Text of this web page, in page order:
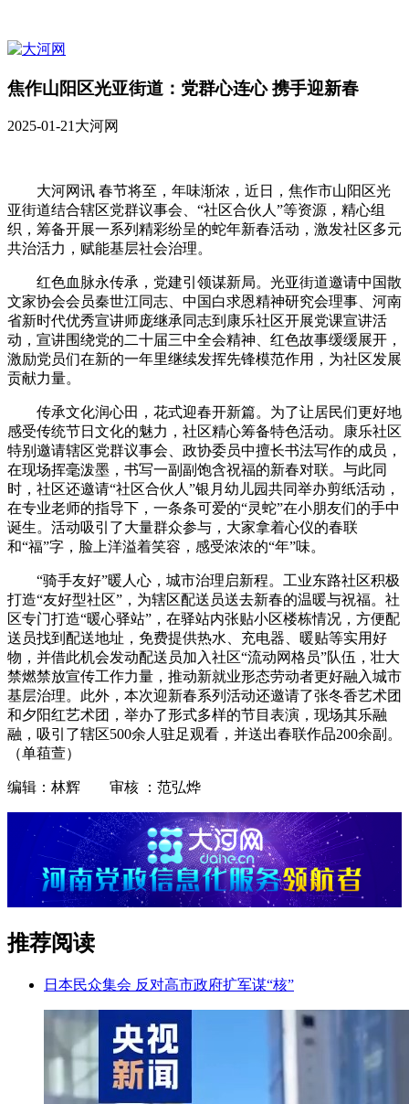
焦作山阳区光亚街道：党群心连心 携手迎新春
2025-01-21大河网
大河网讯 春节将至，年味渐浓，近日，焦作市山阳区光
亚街道结合辖区党群议事会、“社区合伙人”等资源，精心组
织，筹备开展一系列精彩纷呈的蛇年新春活动，激发社区多元
共治活力，赋能基层社会治理。
红色血脉永传承，党建引领谋新局。光亚街道邀请中国散
文家协会会员秦世江同志、中国白求恩精神研究会理事、河南
省新时代优秀宣讲师庞继承同志到康乐社区开展党课宣讲活
动，宣讲围绕党的二十届三中全会精神、红色故事缓缓展开，
激励党员们在新的一年里继续发挥先锋模范作用，为社区发展
贡献力量。
传承文化润心田，花式迎春开新篇。为了让居民们更好地
感受传统节日文化的魅力，社区精心筹备特色活动。康乐社区
特别邀请辖区党群议事会、政协委员中擅长书法写作的成员，
在现场挥毫泼墨，书写一副副饱含祝福的新春对联。与此同
时，社区还邀请“社区合伙人”银月幼儿园共同举办剪纸活动，
在专业老师的指导下，一条条可爱的“灵蛇”在小朋友们的手中
诞生。活动吸引了大量群众参与，大家拿着心仪的春联
和“福”字，脸上洋溢着笑容，感受浓浓的“年”味。
“骑手友好”暖人心，城市治理启新程。工业东路社区积极
打造“友好型社区”，为辖区配送员送去新春的温暖与祝福。社
区专门打造“暖心驿站”，在驿站内张贴小区楼栋情况，方便配
送员找到配送地址，免费提供热水、充电器、暖贴等实用好
物，并借此机会发动配送员加入社区“流动网格员”队伍，壮大
禁燃禁放宣传工作力量，推动新就业形态劳动者更好融入城市
基层治理。此外，本次迎新春系列活动还邀请了张冬香艺术团
和夕阳红艺术团，举办了形式多样的节目表演，现场其乐融
融，吸引了辖区500余人驻足观看，并送出春联作品200余副。
（单䔃萱）
编辑：林辉 审核 ：范弘烨
推荐阅读
日本民众集会 反对高市政府扩军谋“核”